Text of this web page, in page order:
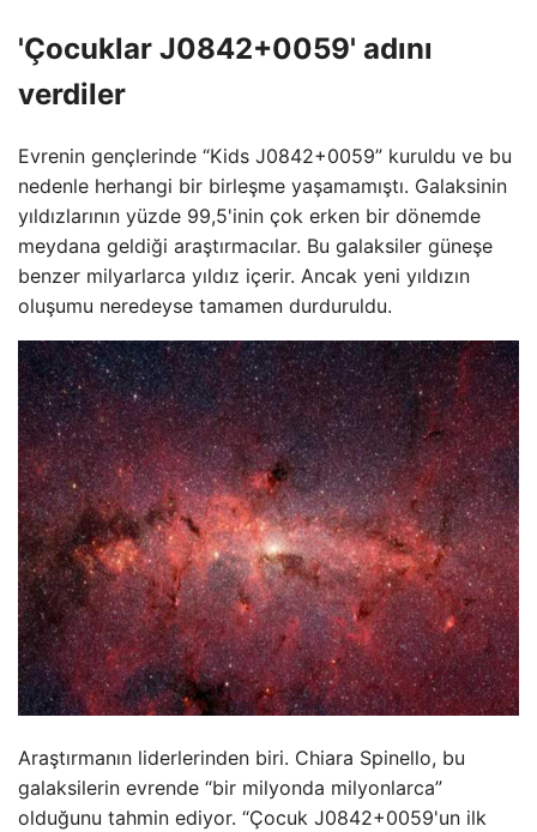
'Çocuklar J0842+0059' adını
verdiler
Evrenin gençlerinde “Kids J0842+0059” kuruldu ve bu
nedenle herhangi bir birleşme yaşamamıştı. Galaksinin
yıldızlarının yüzde 99,5'inin çok erken bir dönemde
meydana geldiği araştırmacılar. Bu galaksiler güneşe
benzer milyarlarca yıldız içerir. Ancak yeni yıldızın
oluşumu neredeyse tamamen durduruldu.
Araştırmanın liderlerinden biri. Chiara Spinello, bu
galaksilerin evrende “bir milyonda milyonlarca”
olduğunu tahmin ediyor. “Çocuk J0842+0059'un ilk